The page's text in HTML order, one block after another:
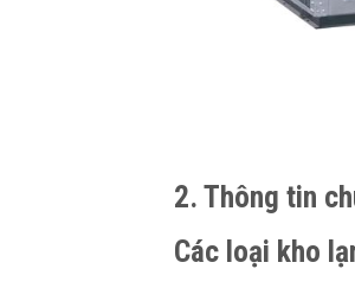
2. Thông tin
Các loại kho